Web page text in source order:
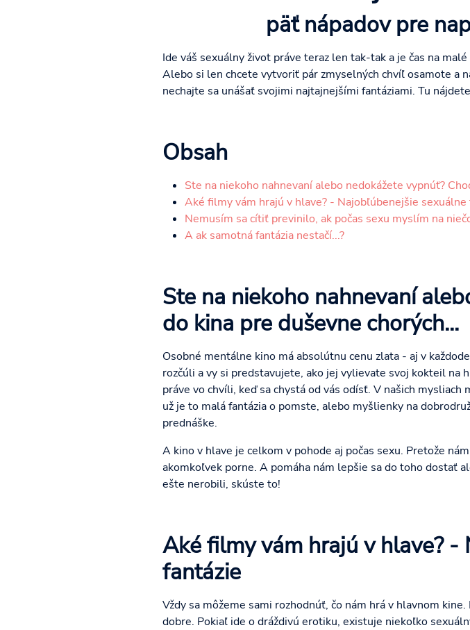
päť nápadov pre
Ide váš sexuálny život práve teraz len tak-tak a je čas na
Alebo si len chcete vytvoriť pár zmyselných chvíľ osamote a
nechajte sa unášať svojimi najtajnejšími fantáziami. Tu
Obsah
Ste na niekoho nahnevaní alebo nedokážete vypnúť?
Aké filmy vám hrajú v hlave? - Najobľúbenejšie sexuálne
Nemusím sa cítiť previnilo, ak počas sexu myslím na
A ak samotná fantázia nestačí...?
Ste na niekoho nahnevaní
do kina pre duševne chorých...
Osobné mentálne kino má absolútnu cenu zlata - aj v
rozčúli a vy si predstavujete, ako jej vylievate svoj kokteil na
práve vo chvíli, keď sa chystá od vás odísť. V našich
už je to malá fantázia o pomste, alebo myšlienky na
prednáške.
A kino v hlave je celkom v pohode aj počas sexu. Pretože
akomkoľvek porne. A pomáha nám lepšie sa do toho dostať
ešte nerobili, skúste to!
Aké filmy vám hrajú v hlave?
fantázie
Vždy sa môžeme sami rozhodnúť, čo nám hrá v hlavnom
dobre. Pokiaľ ide o dráždivú erotiku, existuje niekoľko